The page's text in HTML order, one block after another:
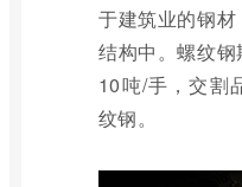
于建筑业的钢
结构中。螺纹
10吨/手，交割
纹钢。